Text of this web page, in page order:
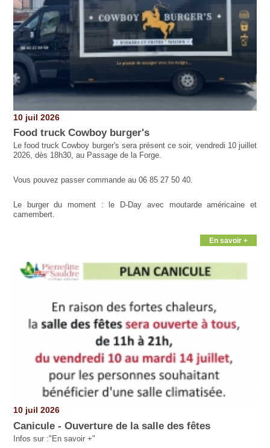
10 juil 2026
Food truck Cowboy burger's
Le food truck Cowboy burger's sera présent ce soir, vendredi 10 juillet
2026, dès 18h30, au Passage de la Forge.
Vous pouvez passer commande au 06 85 27 50 40.
Le burger du moment : le D-Day avec moutarde américaine et
camembert.
En savoir +
10 juil 2026
Canicule - Ouverture de la salle des fêtes
Infos sur :"En savoir +"